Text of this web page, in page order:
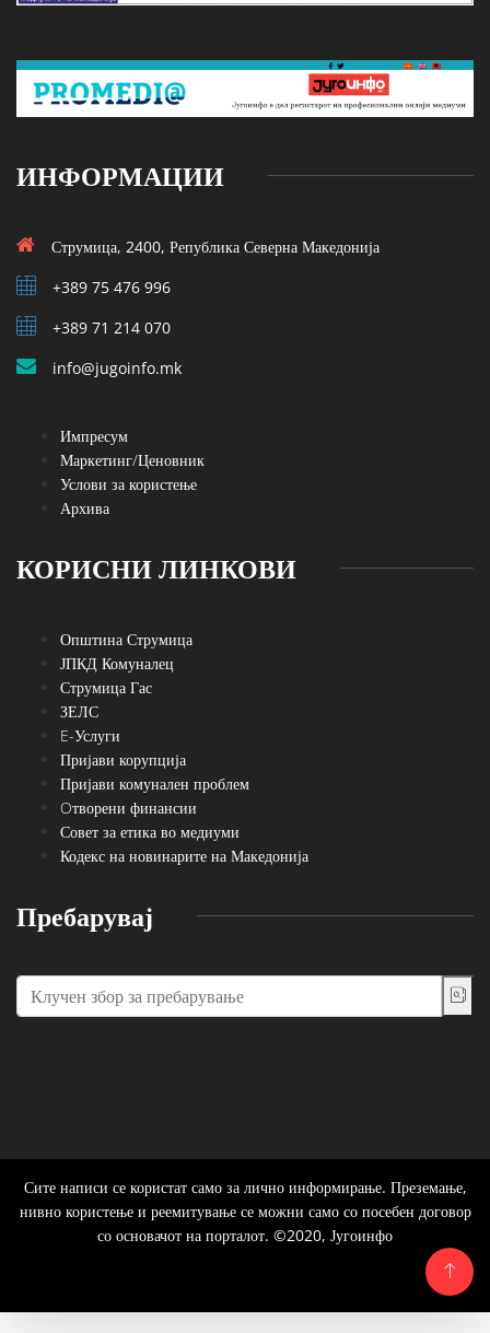
ИНФОРМАЦИИ
Струмица, 2400, Република Северна Македонија
+389 75 476 996
+389 71 214 070
info@jugoinfo.mk
Импресум
Маркетинг/Ценовник
Услови за користење
Архива
КОРИСНИ ЛИНКОВИ
Општина Струмица
ЈПКД Комуналец
Струмица Гас
ЗЕЛС
E-Услуги
Пријави корупција
Пријави комунален проблем
Oтворени финансии
Совет за етика во медиуми
Кодекс на новинарите на Македонија
Пребарувај
Сите написи се користат само за лично информирање. Преземање,
нивно користење и реемитување се можни само со посебен договор
со основачот на порталот. ©2020, Југоинфо